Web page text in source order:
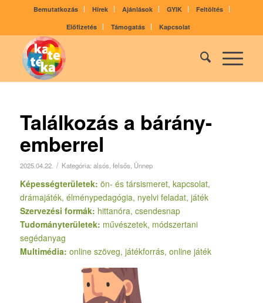
Bemutatkozás Hírek Ajánlások GYIK
Feltöltés
Előfizetés
Támogatás Kapcsolat
Találkozás a bárány-
emberrel
2025.04.22. / Kategória: alsós felsős Ünnep
Képességterületek: ön- és társismeret, kapcsolat,
drámajáték, élménypedagógia, nyelvi feladat, játék
Szervezési formák: hittanóra, csendesnap
Tudományterületek: művészetek, módszertani
segédanyag
Multimédia: online szöveg, játékforrás, online játék